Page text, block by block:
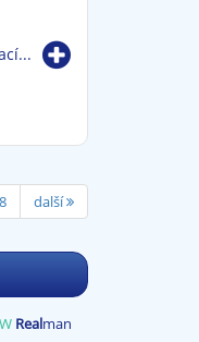
8 další
Realman